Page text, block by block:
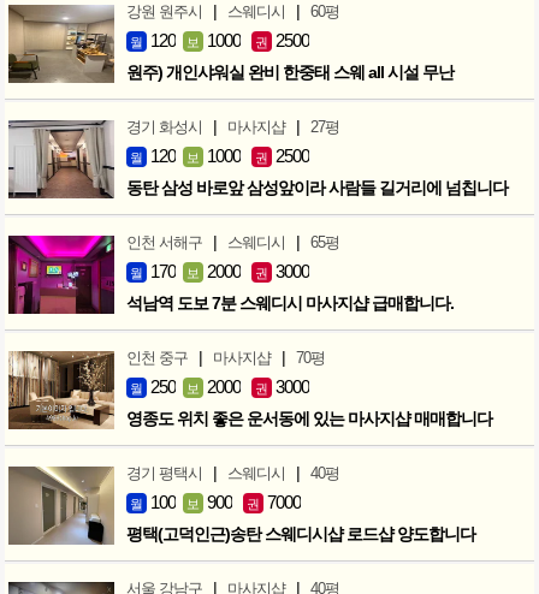
강원 원주시 | 스웨디시 | 60평
월 120 보 1000 권 2500
원주) 개인샤워실 완비 한중태 스웨 all 시설 무난
경기 화성시 | 마사지샵 | 27평
월 120 보 1000 권 2500
동탄 삼성 바로앞 삼성앞이라 사람들 길거리에 넘칩니다
인천 서해구 | 스웨디시 | 65평
월 170 보 2000 권 3000
석남역 도보 7분 스웨디시 마사지샵 급매합니다.
인천 중구 | 마사지샵 | 70평
월 250 보 2000 권 3000
영종도 위치 좋은 운서동에 있는 마사지샵 매매합니다
경기 평택시 | 스웨디시 | 40평
월 100 보 900 권 7000
평택(고덕인근)송탄 스웨디시샵 로드샵 양도합니다
서울 강남구 | 마사지샵 | 40평